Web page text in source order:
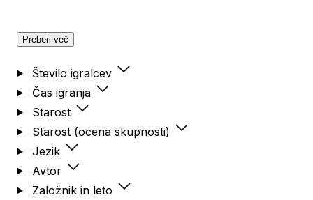
Preberi več
Število igralcev
Čas igranja
Starost
Starost (ocena skupnosti)
Jezik
Avtor
Založnik in leto